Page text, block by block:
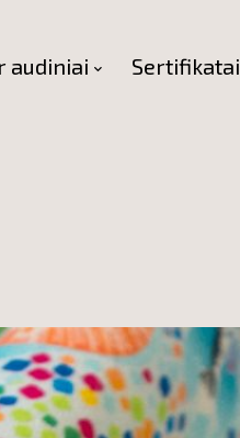
audiniai Sertifikatai